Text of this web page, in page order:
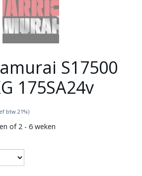
S17500
175SA24v
btw 21%)
of 2 - 6 weken